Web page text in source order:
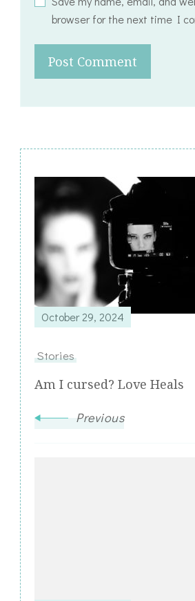
browser for the next time I
October 29, 2024
Stories
Am I cursed? Love Heals
Previous